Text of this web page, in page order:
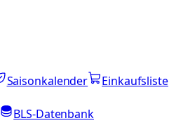
Saisonkalender Einkaufsliste
BLS-Datenbank